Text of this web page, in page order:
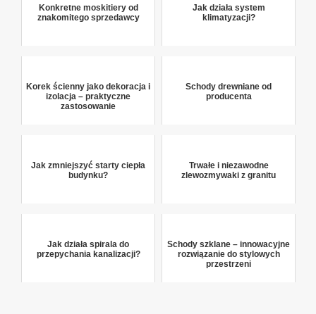
Konkretne moskitiery od
znakomitego sprzedawcy
Jak działa system
klimatyzacji?
Korek ścienny jako dekoracja i
izolacja – praktyczne
zastosowanie
Schody drewniane od
producenta
Jak zmniejszyć starty ciepła
budynku?
Trwałe i niezawodne
zlewozmywaki z granitu
Jak działa spirala do
przepychania kanalizacji?
Schody szklane – innowacyjne
rozwiązanie do stylowych
przestrzeni